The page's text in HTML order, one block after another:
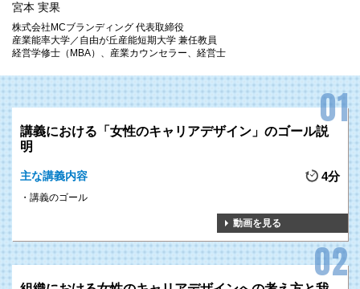
宮本 実果
株式会社MCブランディング 代表取締役
産業能率大学／自由が丘産能短期大学 兼任教員
経営学修士（MBA）、産業カウンセラー、経営士
講義における「女性のキャリアデザイン」のゴール説
明
主な講義内容 4分
講義のゴール
動画を見る